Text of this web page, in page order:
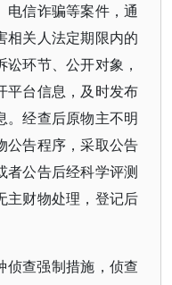
电信诈骗等案件，通
相关人法定期限内的
环节、公开对象，
平台信息，及时发布
。经查后原物主不明
公告程序，采取公告
者公告后经科学评测
主财物处理，登记后
侦查强制措施，侦查